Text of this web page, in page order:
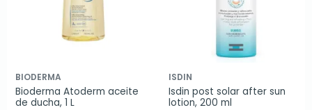
BIODERMA
Bioderma Atoderm aceite
de ducha, 1 L
ISDIN
Isdin post solar after sun
lotion, 200 ml